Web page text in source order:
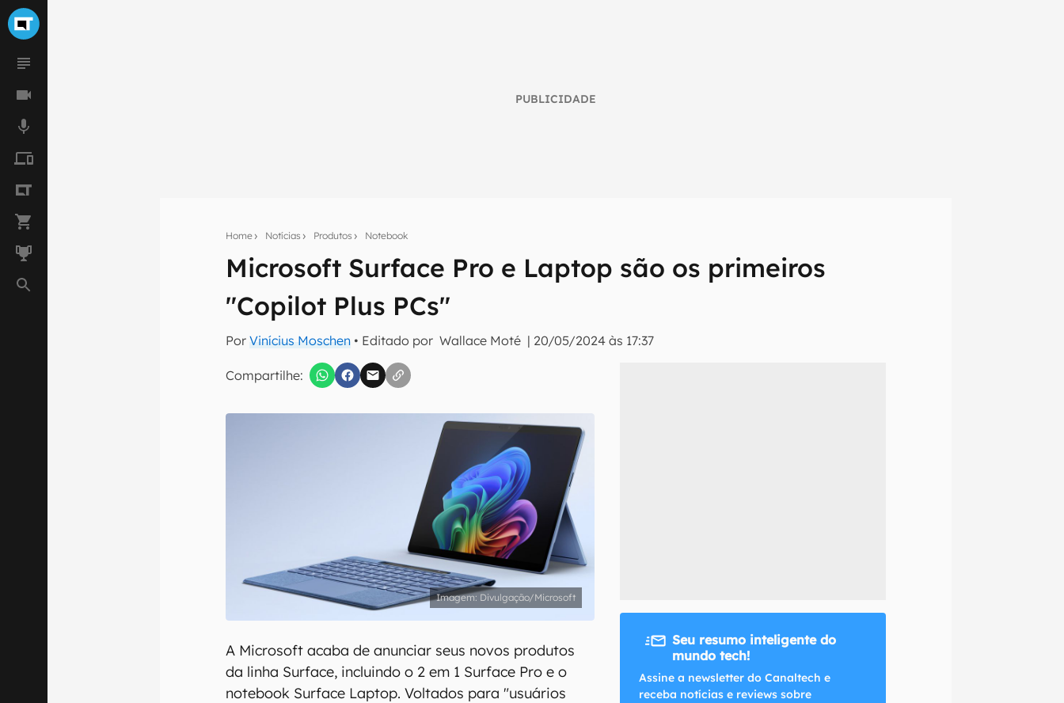
PUBLICIDADE
Home Notícias Produtos Notebook
Microsoft Surface Pro e Laptop são os primeiros
"Copilot Plus PCs"
PorVinícius Moschen • Editado por Wallace Moté | 20/05/2024 às 17:37
Compartilhe:
Assine a newsletter do Canaltech e receba notícias e reviews sobre tecnologia em primeira
inscreva-se
Confirmo que li, aceito e concordo com os Termos de Uso e Política de Privacidade do Canaltech.
Divulgação/Microsoft
A Microsoft acaba de anunciar seus novos produtos
da linha Surface, incluindo o 2 em 1 Surface Pro e o
notebook Surface Laptop. Voltados para "usuários
Seu resumo inteligente do
mundo tech!
Assine a newsletter do Canaltech e
receba notícias e reviews sobre